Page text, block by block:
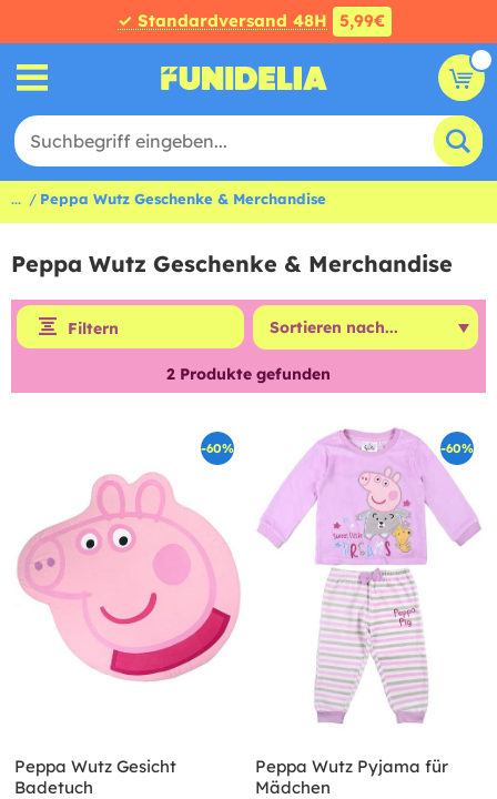
✓ Standardversand 48H 5,99€
... Peppa Wutz Geschenke & Merchandise
Peppa Wutz Geschenke & Merchandise
Filtern
2 Produkte gefunden
-60%
Peppa Wutz Gesicht
Badetuch
-60%
Peppa Wutz Pyjama für
Mädchen